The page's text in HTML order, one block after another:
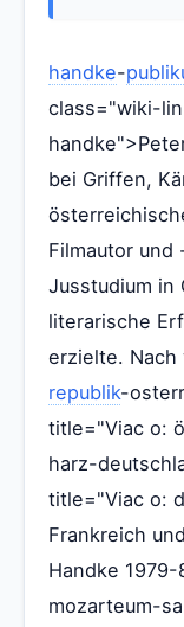
handke-
class="wiki-
bei Griffen,
Filmautor und
Jusstudium in
literarische
erzielte. Nach
republik-
title="Viac o:
harz-
title="Viac o:
Frankreich
Handke 1979-
mozarteum-